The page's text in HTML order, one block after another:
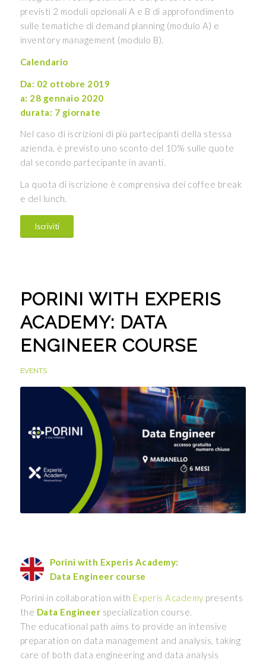
previsti 2 moduli opzionali A e B di approfondimento
sulle tematiche di demand planning (modulo A) e
inventory management (modulo B).
Calendario
Da: 02 ottobre 2019
a: 28 gennaio 2020
durata: 7 giornate
Nel caso di iscrizioni di più partecipanti della stessa
azienda, è previsto uno sconto del 10% sulle quote
dal secondo partecipante in avanti.
La quota di iscrizione è comprensiva dei coffee break
e del lunch.
Iscriviti
PORINI WITH EXPERIS
ACADEMY: DATA
ENGINEER COURSE
EVENTS
Porini with Experis Academy:
Data Engineer course
Porini in collaboration with Experis Academy presents
the Data Engineer specialization course.
The educational path aims to provide an intensive
preparation on data management and analysis, taking
care of both data engineering and data analysis